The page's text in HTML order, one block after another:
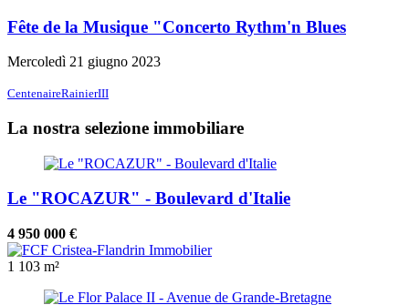
Fête de la Musique "Concerto Rythm'n Blues
Mercoledì 21 giugno 2023
CentenaireRainierIII
La nostra selezione immobiliare
Le "ROCAZUR" - Boulevard d'Italie
4 950 000 €
1 103 m²